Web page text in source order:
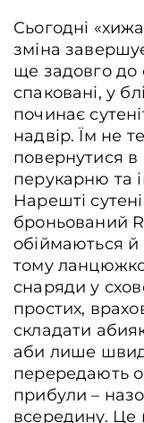
Сьогодні
зміна
ще задовго до
спаковані, у
починає
надвір. Їм не
повернутися в
перукарню та
Нарешті
броньований
обіймаються
тому
снаряди у
простих,
складати
аби лише
перередають
прибули –
всередину. Це